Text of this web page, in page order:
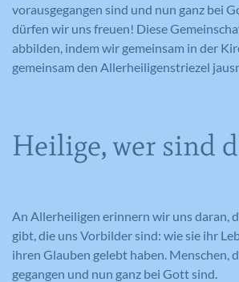
vorausgegangen sind und nun ganz bei
dürfen wir uns freuen! Diese
abbilden, indem wir gemeinsam in der
gemeinsam den Allerheiligenstriezel
Heilige, wer sind
An Allerheiligen erinnern wir uns daran,
gibt, die uns Vorbilder sind: wie sie ihr
ihren Glauben gelebt haben. Menschen,
gegangen und nun ganz bei Gott sind.